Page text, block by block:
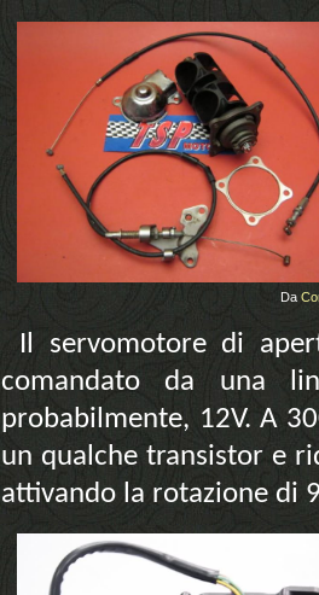
Da
Il servomotore di
comandato da una
probabilmente, 12V. A
un qualche transistor e
attivando la rotazione di